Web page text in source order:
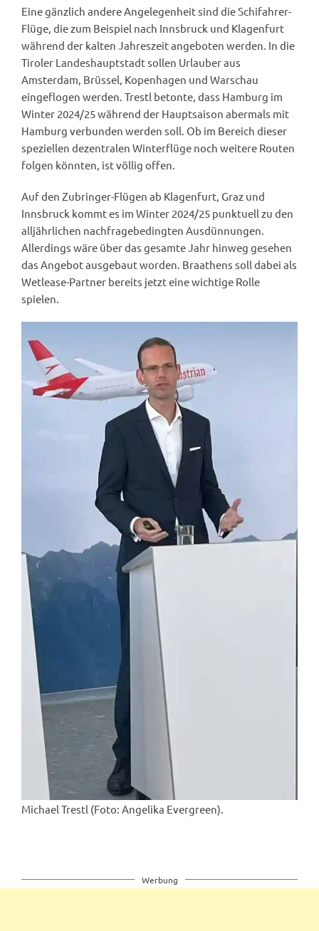
Eine gänzlich andere Angelegenheit sind die Schifahrer-
Flüge, die zum Beispiel nach Innsbruck und Klagenfurt
während der kalten Jahreszeit angeboten werden. In die
Tiroler Landeshauptstadt sollen Urlauber aus
Amsterdam, Brüssel, Kopenhagen und Warschau
eingeflogen werden. Trestl betonte, dass Hamburg im
Winter 2024/25 während der Hauptsaison abermals mit
Hamburg verbunden werden soll. Ob im Bereich dieser
speziellen dezentralen Winterflüge noch weitere Routen
folgen könnten, ist völlig offen.
Auf den Zubringer-Flügen ab Klagenfurt, Graz und
Innsbruck kommt es im Winter 2024/25 punktuell zu den
alljährlichen nachfragebedingten Ausdünnungen.
Allerdings wäre über das gesamte Jahr hinweg gesehen
das Angebot ausgebaut worden. Braathens soll dabei als
Wetlease-Partner bereits jetzt eine wichtige Rolle
spielen.
Michael Trestl (Foto: Angelika Evergreen).
Werbung